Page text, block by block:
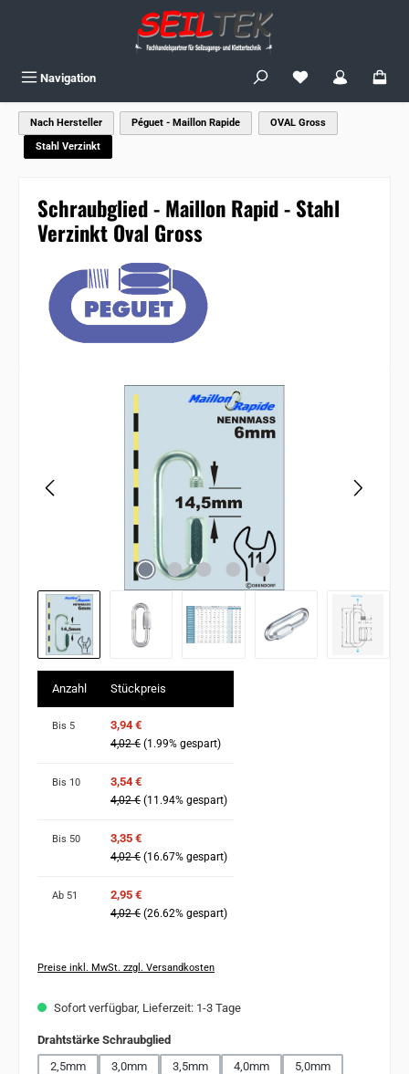
Navigation Du hast 0
Nach Hersteller Péguet - Maillon Rapide
OVAL Gross
Stahl Verzinkt
Schraubglied - Maillon Rapid - Stahl
Verzinkt Oval Gross
Anzahl Stückpreis
Bis 5 3,94 €
4,02 € (1.99% gespart)
Bis 10 3,54 €
4,02 € (11.94% gespart)
Bis 50 3,35 €
4,02 € (16.67% gespart)
Ab 51 2,95 €
4,02 € (26.62% gespart)
Preise inkl. MwSt. zzgl. Versandkosten
Sofort verfügbar, Lieferzeit: 1-3 Tage
Drahtstärke Schraubgliedauswählen
2,5mm
3,0mm 3,5mm 4,0mm
5,0mm